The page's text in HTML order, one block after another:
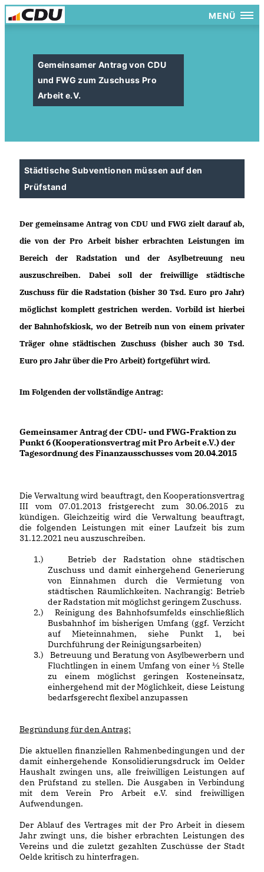
MENÜ
Gemeinsamer Antrag von CDU
und FWG zum Zuschuss Pro
Arbeit e.V.
Städtische Subventionen müssen auf den
Prüfstand
Der gemeinsame Antrag von CDU und FWG zielt darauf ab,
die von der Pro Arbeit bisher erbrachten Leistungen im
Bereich der Radstation und der Asylbetreuung neu
auszuschreiben. Dabei soll der freiwillige städtische
Zuschuss für die Radstation (bisher 30 Tsd. Euro pro Jahr)
möglichst komplett gestrichen werden. Vorbild ist hierbei
der Bahnhofskiosk, wo der Betreib nun von einem privater
Träger ohne städtischen Zuschuss (bisher auch 30 Tsd.
Euro pro Jahr über die Pro Arbeit) fortgeführt wird.
Im Folgenden der vollständige Antrag:
Gemeinsamer Antrag der CDU- und FWG-Fraktion zu
Punkt 6 (Kooperationsvertrag mit Pro Arbeit e.V.) der
Tagesordnung des Finanzausschusses vom 20.04.2015
Die Verwaltung wird beauftragt, den Kooperationsvertrag
III vom 07.01.2013 fristgerecht zum 30.06.2015 zu
kündigen. Gleichzeitig wird die Verwaltung beauftragt,
die folgenden Leistungen mit einer Laufzeit bis zum
31.12.2021 neu auszuschreiben.
1.)
Betrieb der Radstation ohne städtischen
Zuschuss und damit einhergehend Generierung
von Einnahmen durch die Vermietung von
städtischen Räumlichkeiten. Nachrangig: Betrieb
der Radstation mit möglichst geringem Zuschuss.
2.)
Reinigung des Bahnhofsumfelds einschließlich
Busbahnhof im bisherigen Umfang (ggf. Verzicht
auf Mieteinnahmen, siehe Punkt 1, bei
Durchführung der Reinigungsarbeiten)
3.)
Betreuung und Beratung von Asylbewerbern und
Flüchtlingen in einem Umfang von einer ½ Stelle
zu einem möglichst geringen Kosteneinsatz,
einhergehend mit der Möglichkeit, diese Leistung
bedarfsgerecht flexibel anzupassen
Begründung für den Antrag:
Die aktuellen finanziellen Rahmenbedingungen und der
damit einhergehende Konsolidierungsdruck im Oelder
Haushalt zwingen uns, alle freiwilligen Leistungen auf
den Prüfstand zu stellen. Die Ausgaben in Verbindung
mit dem Verein Pro Arbeit e.V. sind freiwilligen
Aufwendungen.
Der Ablauf des Vertrages mit der Pro Arbeit in diesem
Jahr zwingt uns, die bisher erbrachten Leistungen des
Vereins und die zuletzt gezahlten Zuschüsse der Stadt
Oelde kritisch zu hinterfragen.